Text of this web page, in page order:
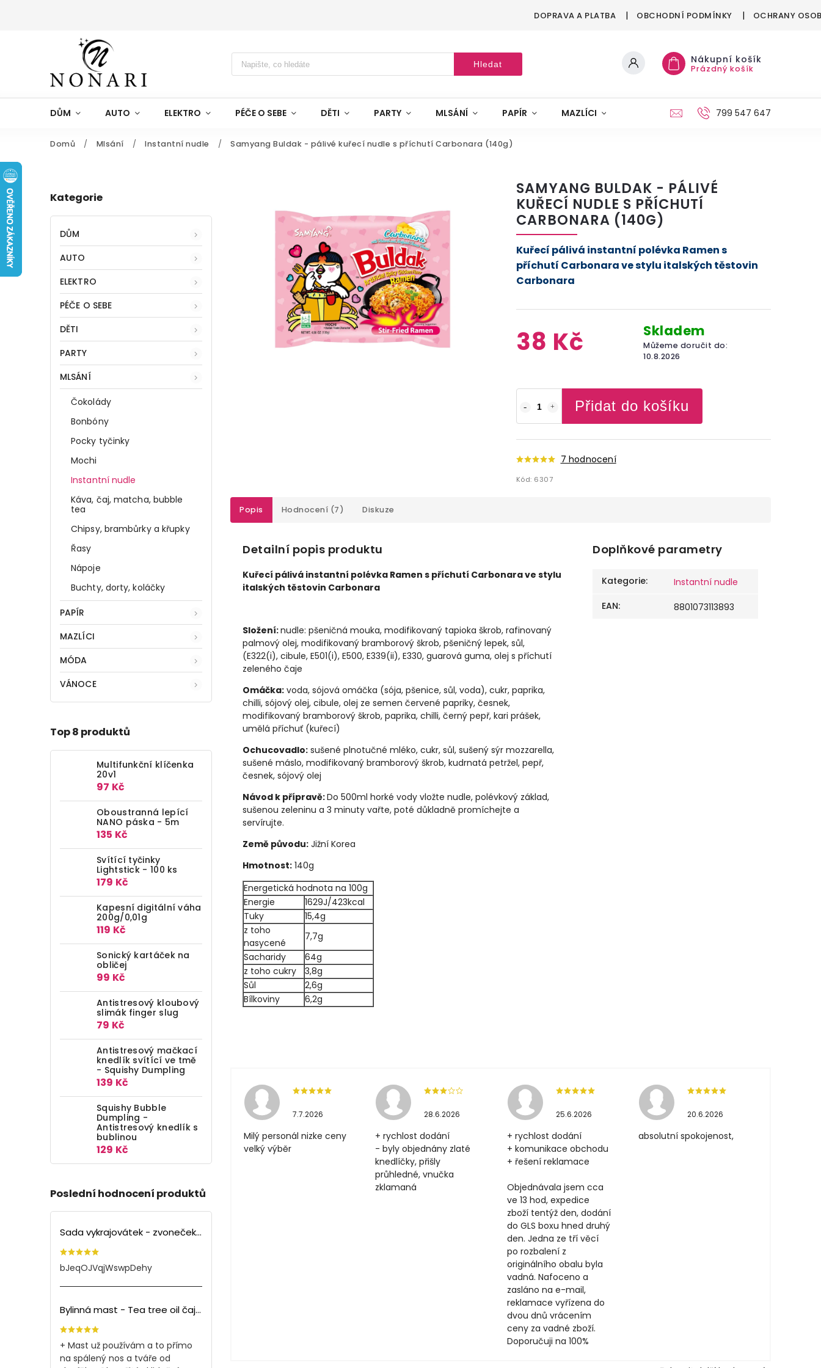
DOPRAVA A PLATBA OBCHODNÍ PODMÍNKY OCHRANY
Hledat Nákupní košík
Prázdný košík
DŮM AUTO ELEKTRO PÉČE O SEBE DĚTI PARTY MLSÁNÍ PAPÍR MAZLÍCI VÁNOCE799 547 647
Domů / Mlsání / Instantní nudle / Samyang Buldak - pálivé kuřecí nudle s příchutí Carbonara (140g)
Kategorie
DŮM
AUTO
ELEKTRO
PÉČE O SEBE
DĚTI
PARTY
MLSÁNÍ
Čokolády
Bonbóny
Pocky tyčinky
Mochi
Instantní nudle
Káva, čaj, matcha, bubble
tea
Chipsy, brambůrky a křupky
Řasy
Nápoje
Buchty, dorty, koláčky
PAPÍR
MAZLÍCI
MÓDA
VÁNOCE
Top 8 produktů
Multifunkční klíčenka
20v1
97 Kč
Oboustranná lepící
NANO páska - 5m
135 Kč
Svítící tyčinky
Lightstick - 100 ks
179 Kč
Kapesní digitální váha
200g/0,01g
119 Kč
Sonický kartáček na
obličej
99 Kč
Antistresový kloubový
slimák finger slug
79 Kč
Antistresový mačkací
knedlík svítící ve tmě
- Squishy Dumpling
139 Kč
Squishy Bubble
Dumpling -
Antistresový knedlík s
bublinou
129 Kč
Poslední hodnocení produktů
Sada vykrajovátek - zvoneček (3ks)
bJeqOJVqjWswpDehy
Bylinná mast - Tea tree oil čajovník (150ml)
+ Mast už používám a to přímo
na spálený nos a tváře od
SAMYANG BULDAK - PÁLIVÉ
KUŘECÍ NUDLE S PŘÍCHUTÍ
CARBONARA (140G)
38 Kč Skladem
Můžeme doručit do:
10.8.2026
Přidat do košíku
7 hodnocení
Kód: 6307
Kuřecí pálivá instantní polévka Ramen s
příchutí Carbonara ve stylu italských těstovin
Carbonara
Popis Hodnocení (7) Diskuze
Detailní popis produktu
Kuřecí pálivá instantní polévka Ramen s příchutí Carbonara ve stylu
italských těstovin Carbonara
Složení:nudle: pšeničná mouka, modifikovaný tapioka škrob, rafinovaný
palmový olej, modifikovaný bramborový škrob, pšeničný lepek, sůl,
(E322(i), cibule, E501(i), E500, E339(ii), E330, guarová guma, olej s příchutí
zeleného čaje
Omáčka: voda, sójová omáčka (sója, pšenice, sůl, voda), cukr, paprika,
chilli, sójový olej, cibule, olej ze semen červené papriky, česnek,
modifikovaný bramborový škrob, paprika, chilli, černý pepř, kari prášek,
umělá příchuť (kuřecí)
Ochucovadlo: sušené plnotučné mléko, cukr, sůl, sušený sýr mozzarella,
sušené máslo, modifikovaný bramborový škrob, kudrnatá petržel, pepř,
česnek, sójový olej
Návod k přípravě:Do 500ml horké vody vložte nudle, polévkový základ,
sušenou zeleninu a 3 minuty vařte, poté důkladně promíchejte a
servírujte.
Země původu: Jižní Korea
Hmotnost: 140g
Energetická hodnota na 100g
Energie
1629J/423kcal
Tuky
15,4g
z toho
nasycené
7,7g
Sacharidy
64g
z toho cukry
3,8g
Sůl
2,6g
Bílkoviny
6,2g
Doplňkové parametry
Kategorie:
Instantní nudle
EAN: 8801073113893
7.7.2026
Milý personál nizke ceny
velký výběr
28.6.2026
+ rychlost dodání
- byly objednány zlaté
knedlíčky, přišly
průhledné, vnučka
zklamaná
25.6.2026
+ rychlost dodání
+ komunikace obchodu
+ řešení reklamace
Objednávala jsem cca
ve 13 hod, expedice
zboží tentýž den, dodání
do GLS boxu hned druhý
den. Jedna ze tří věcí
po rozbalení z
originálního obalu byla
vadná. Nafoceno a
zasláno na e-mail,
reklamace vyřízena do
dvou dnů vrácením
ceny za vadné zboží.
Doporučuji na 100%
20.6.2026
absolutní spokojenost,